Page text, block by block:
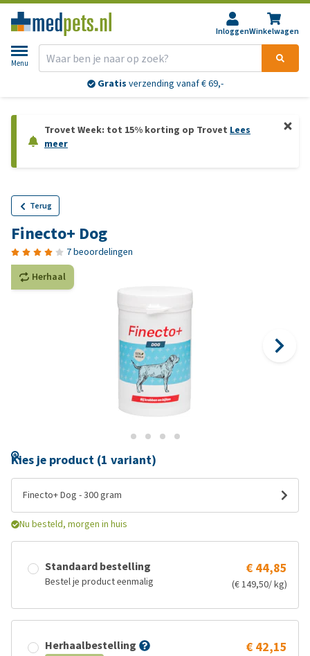
InloggenWinkelwagen
Menu
Gratis verzending vanaf € 69,-
Trovet Week: tot 15% korting op Trovet Lees
meer
Terug
Finecto+ Dog
7 beoordelingen
Herhaal
Kies je product (1 variant)
Finecto+ Dog - 300 gram
Nu besteld, morgen in huis
Standaard bestelling
Bestel je product eenmalig
€ 44,85
(€ 149,50/ kg)
Herhaalbestelling € 42,15